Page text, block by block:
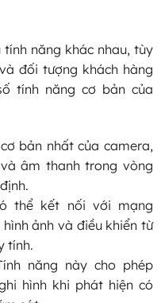
năng khác nhau, tùy
đối tượng khách hàng
tính năng cơ bản của
bản nhất của camera,
âm thanh trong vòng
thể kết nối với mạng
ảnh và điều khiển từ
tính.
năng này cho phép
hình khi phát hiện có